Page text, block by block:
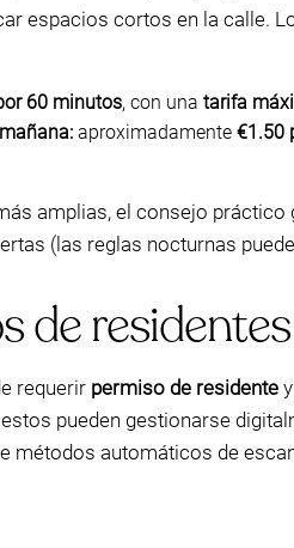
espacios cortos en la calle.
60 minutos, con una tarifa
aproximadamente €1.50
amplias, el consejo práctico
(las reglas nocturnas
de
requerir permiso de residente
pueden gestionarse
métodos automáticos de